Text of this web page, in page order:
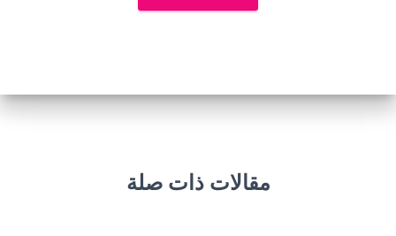
مقالات ذات صلة